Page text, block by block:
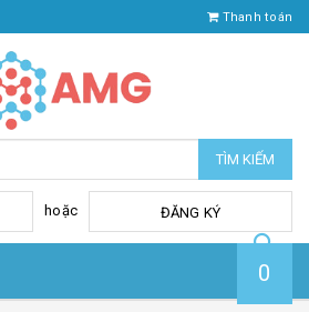
Thanh toán
TÌM KIẾM
hoặc ĐĂNG KÝ
0